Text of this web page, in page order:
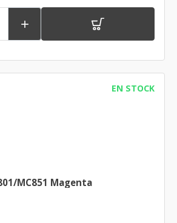

EN STOCK
MC851 Magenta